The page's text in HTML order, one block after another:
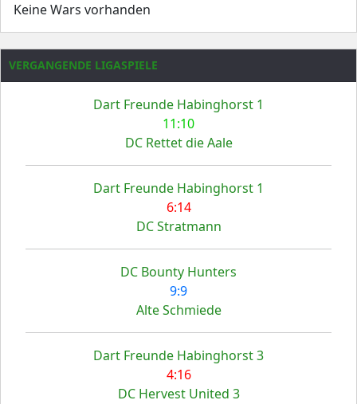
Keine Wars vorhanden
VERGANGENDE LIGASPIELE
Dart Freunde Habinghorst 1
11:10
DC Rettet die Aale
Dart Freunde Habinghorst 1
6:14
DC Stratmann
DC Bounty Hunters
9:9
Alte Schmiede
Dart Freunde Habinghorst 3
4:16
DC Hervest United 3